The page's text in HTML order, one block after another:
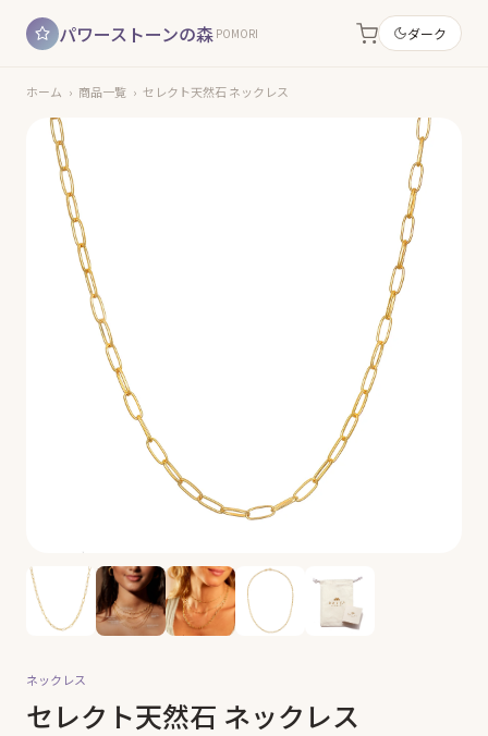
パワーストーンの森 POMORI ダーク
ホーム › 商品一覧 › セレクト天然石 ネックレス
ネックレス
セレクト天然石 ネックレス